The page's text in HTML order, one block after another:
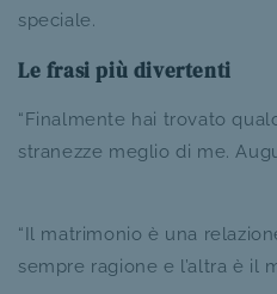
speciale.
Le frasi più divertenti
“Finalmente hai trovato
stranezze meglio di me.
“Il matrimonio è una
sempre ragione e l’altra è il